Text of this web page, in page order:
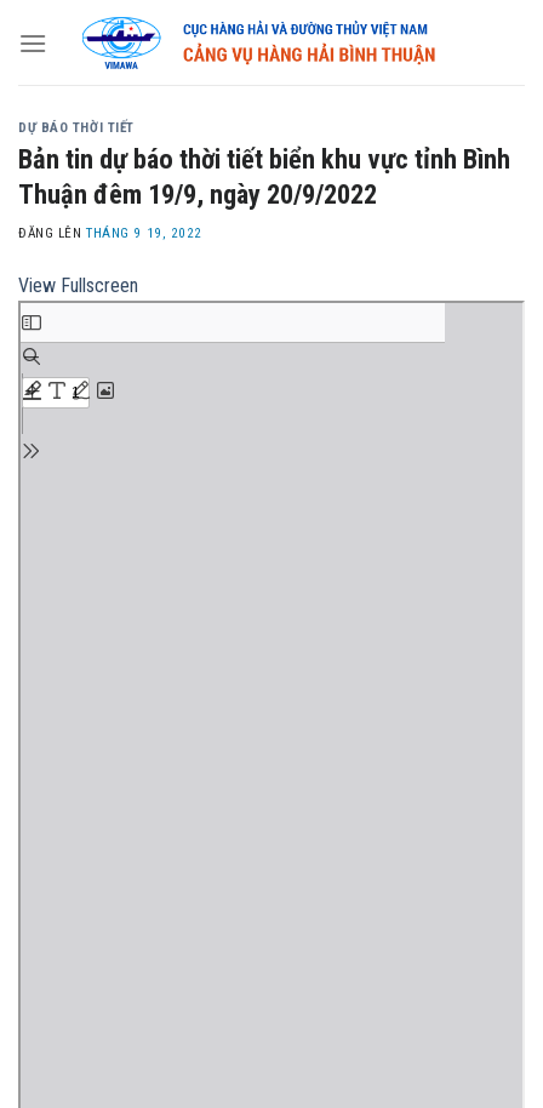
DỰ BÁO THỜI TIẾT
Bản tin dự báo thời tiết biển khu vực tỉnh Bình
Thuận đêm 19/9, ngày 20/9/2022
ĐĂNG LÊNTHÁNG 9 19, 2022
View Fullscreen